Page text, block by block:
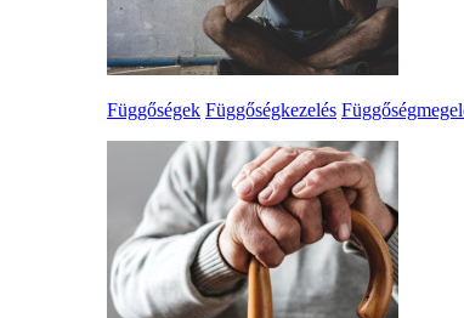
Függőségek Függőségkezelés